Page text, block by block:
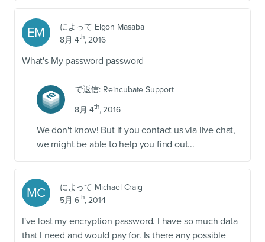
EM によって Elgon Masaba
8月 4th, 2016
What's My password password
で返信: Reincubate Support
8月 4th, 2016
We don't know! But if you contact us via live chat,
we might be able to help you find out...
MC によって Michael Craig
5月 6th, 2014
I've lost my encryption password. I have so much data
that I need and would pay for. Is there any possible